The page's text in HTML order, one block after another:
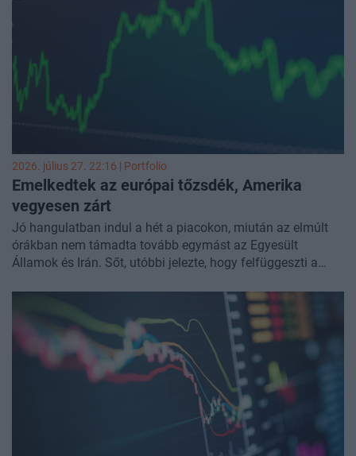
Micron, a SanDisk, az Amkor, a Dell és az Intel is komoly
mélyrepülésben van.
A következő napokban jönnek a Big Tech cégek
gyorsjelentései, ezekre várnak most elsősorban a
befektetők - a chiprészvények kilátásai nagyban függenek
attól, hogy a legnagyobb felhőszolgáltatók fenntartják-e
intenzív beruházási kiadásaikat, miközben maguk a
2026. július 27. 22:16 | Portfolio
Emelkedtek az európai tőzsdék, Amerika
vegyesen zárt
Jó hangulatban indul a hét a piacokon, miután az elmúlt
órákban nem támadta tovább egymást az Egyesült
Államok és Irán. Sőt, utóbbi jelezte, hogy felfüggeszti a
A hírre meredeken esik az olajár és már láthattunk egy
felpattanást Ázsiában, de Európában is nagyobb
emelkedéssel kezdődött a hét. Az amerikai tőzsdék is
felfelé kezdték a kereskedést, a lendület azonban hamar
elfogyott, ezúttal is a technológiai papírok kerültek erősebb
nyomás alá. Az eladási hullám eredményeképp az amerikai
tőzsdék vegyesen is zártak, bár a nap végére az S&P 500